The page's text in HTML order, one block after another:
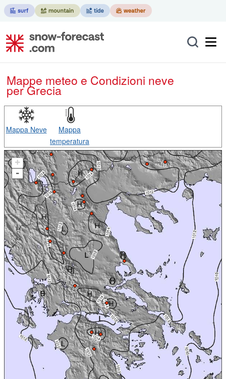
Mappe meteo e Condizioni neve
per Grecia
Mappa Neve
Mappa
temperatura
+
-